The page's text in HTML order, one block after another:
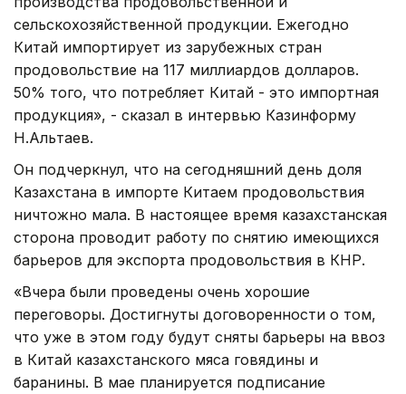
сельскохозяйственной продукции. Ежегодно
Китай импортирует из зарубежных стран
продовольствие на 117 миллиардов долларов.
50% того, что потребляет Китай - это импортная
продукция», - сказал в интервью Казинформу
Н.Альтаев.
Он подчеркнул, что на сегодняшний день доля
Казахстана в импорте Китаем продовольствия
ничтожно мала. В настоящее время казахстанская
сторона проводит работу по снятию имеющихся
барьеров для экспорта продовольствия в КНР.
«Вчера были проведены очень хорошие
переговоры. Достигнуты договоренности о том,
что уже в этом году будут сняты барьеры на ввоз
в Китай казахстанского мяса говядины и
баранины. В мае планируется подписание